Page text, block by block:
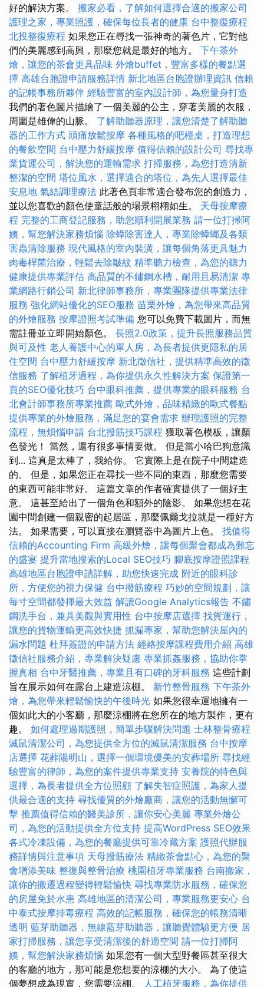
好的解決方案。 搬家必看，了解如何選擇合適的搬家公司
護理之家，專業照護，確保每位長者的健康 台中整復療程
北投整復療程 如果您正在尋找一張神奇的著色片，它對他
們的美麗感到高興，那麼您就是最好的地方。 下午茶外
燴，讓您的茶會更具品味 外燴buffet，豐富多樣的餐點選
擇 高雄台胞證申請服務詳情 新北地區台胞證辦理資訊 信賴
的記帳事務所夥伴 經驗豐富的室內設計師，為您量身打造
我們的著色圖片描繪了一個美麗的公主，穿著美麗的衣服，
周圍是雄偉的山脈。 了解助聽器原理，讓您清楚了解助聽
器的工作方式 頭痛放鬆按摩 各種風格的吧檯桌，打造理想
的餐飲空間 台中壓力舒緩按摩 值得信賴的設計公司 尋找專
業貨運公司，解決您的運輸需求 打掃服務，為您打造清新
整潔的空間 塔位風水，選擇適合的塔位，為先人選擇最佳
安息地 氣結調理療法 此著色頁非常適合發布您的創造力，
並以您喜歡的顏色使童話般的場景栩栩如生。 天母按摩療
程 完整的工商登記服務，助您順利開展業務 請一位打掃阿
姨，幫您解決家務煩惱 除蟑除害達人，專業除蟑螂及各類
害蟲清除服務 現代風格的室內裝潢，讓每個角落更具魅力
肉毒桿菌治療，輕鬆去除皺紋 精準聽力檢查，為您的聽力
健康提供專業評估 高品質的不鏽鋼水槽，耐用且易清潔 專
業網路行銷公司 新北律師事務所，專業團隊提供專業法律
服務 強化網站優化的SEO服務 苗栗外燴，為您帶來高品質
的外燴服務 按摩證照考試準備 您可以免費下載圖片，而無
需註冊並立即開始顏色。 長照2.0政策，提升長照服務品質
與可及性 老人養護中心的單人房，為長者提供更隱私的居
住空間 台中壓力舒緩按摩 新北徵信社，提供精準高效的徵
信服務 了解植牙過程，為你提供永久性解決方案 保證第一
頁的SEO優化技巧 台中眼科推薦，提供專業的眼科服務 台
北會計師事務所專業推薦 歐式外燴，品味精緻的歐式餐點
提供專業的外燴服務，滿足您的宴會需求 辦理護照的完整
流程，無煩惱申請 台北撥筋技巧課程 獲取著色模板，讓顏
色發光！ 當然，還有很多事情要做。 但是當小哈巴狗意識
到... 這真是太棒了，我給你。 它實際上是在院子中間建造
的。 但是，如果您正在尋找一些不同的東西，那麼您需要
的東西可能非常好。 這篇文章的作者確實提供了一個好主
意。 這甚至給出了一個角色和額外的陰影。 如果您想在花
園中間創建一個親密的起居區，那麼佩爾戈拉就是一種好方
法。 如果需要，可以直接在瀏覽器中為圖片上色。 找值得
信賴的Accounting Firm 高級外燴，讓每個聚會都成為難忘
的盛宴 提升當地搜索的Local SEO技巧 腳底按摩證照課程
高雄地區台胞證申請詳解，助您快速完成 附近的眼科診
所，方便您的視力保健 台中撥筋療程 巧妙的空間規劃，讓
每寸空間都發揮最大效益 解讀Google Analytics報告 不鏽
鋼洗手台，兼具美觀與實用性 台中按摩店選擇 找貨運行，
讓您的貨物運輸更高效快捷 抓漏專家，幫助您解決屋內的
漏水問題 杜拜簽證的申請方法 經絡按摩課程費用介紹 高雄
徵信社服務介紹，專業解決疑慮 專業抓姦服務，協助你掌
握真相 台中牙醫推薦，專業且有口碑的牙科服務 這些計劃
旨在展示如何在露台上建造涼棚。 新竹整骨服務 下午茶外
燴，為您帶來輕鬆愉快的午後時光 如果您很幸運地擁有一
個如此大的小客廳，那麼涼棚將在您所在的地方製作，更有
趣。 如何處理過期護照，簡單步驟解決問題 士林整骨療程
滅鼠清潔公司，為您提供全方位的滅鼠清潔服務 台中按摩
店選擇 花葬陽明山，選擇一個環境優美的安葬場所 尋找經
驗豐富的律師，為您的案件提供專業支持 安養院的特色與
選擇，為長者提供全方位照顧 了解失智症照護，為家人提
供最合適的支持 尋找優質的外燴廠商，讓您的活動無懈可
擊 推薦值得信賴的醫美診所，讓你安心美麗 專業外燴公
司，為您的活動提供全方位支持 提高WordPress SEO效果
各式冷凍設備，為您的餐廳提供可靠冷藏方案 護照代辦服
務詳情與注意事項 天母撥筋療法 精緻茶會點心，為您的聚
會增添美味 整復與整骨治療 桃園植牙專業服務 台南搬家，
讓你的搬遷過程變得輕鬆愉快 尋找專業防水服務，確保您
的房屋免於水患 高雄地區的清潔公司，專業服務更安心 台
中泰式按摩排毒療程 高效的記帳服務，確保您的帳務清晰
透明 藍芽助聽器，無線藍芽助聽器，讓聽覺體驗更方便 居
家打掃服務，讓您享受清潔後的舒適空間 請一位打掃阿
姨，幫您解決家務煩惱 如果您有一個大型野餐區甚至很大
的客廳的地方，那可能是您想要的涼棚的大小。 為了使這
個夢想成為現實，您需要涼棚。 人工植牙服務，為你提供